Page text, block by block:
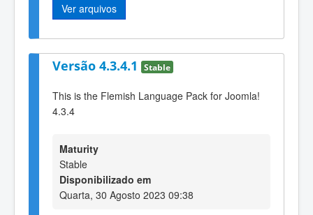
Ver arquivos
Versão 4.3.4.1 Stable
This is the Flemish Language Pack for Joomla!
4.3.4
Maturity
Stable
Disponibilizado em
Quarta, 30 Agosto 2023 09:38